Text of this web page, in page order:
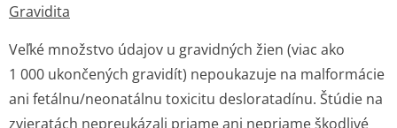
Gravidita
Veľké množstvo údajov u gravidných žien (viac ako
1 000 ukončených gravidít) nepoukazuje na malformácie
ani fetálnu/neonatálnu toxicitu desloratadínu. Štúdie na
zvieratách nepreukázali priame ani nepriame škodlivé